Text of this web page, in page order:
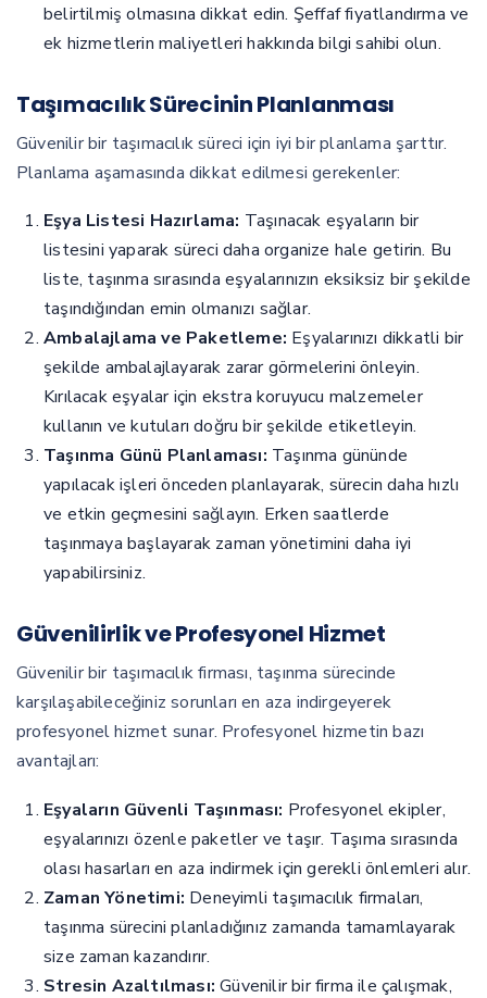
belirtilmiş olmasına dikkat edin. Şeffaf fiyatlandırma ve
ek hizmetlerin maliyetleri hakkında bilgi sahibi olun.
Taşımacılık Sürecinin Planlanması
Güvenilir bir taşımacılık süreci için iyi bir planlama şarttır.
Planlama aşamasında dikkat edilmesi gerekenler:
Eşya Listesi Hazırlama: Taşınacak eşyaların bir
listesini yaparak süreci daha organize hale getirin. Bu
liste, taşınma sırasında eşyalarınızın eksiksiz bir şekilde
taşındığından emin olmanızı sağlar.
Ambalajlama ve Paketleme: Eşyalarınızı dikkatli bir
şekilde ambalajlayarak zarar görmelerini önleyin.
Kırılacak eşyalar için ekstra koruyucu malzemeler
kullanın ve kutuları doğru bir şekilde etiketleyin.
Taşınma Günü Planlaması: Taşınma gününde
yapılacak işleri önceden planlayarak, sürecin daha hızlı
ve etkin geçmesini sağlayın. Erken saatlerde
taşınmaya başlayarak zaman yönetimini daha iyi
yapabilirsiniz.
Güvenilirlik ve Profesyonel Hizmet
Güvenilir bir taşımacılık firması, taşınma sürecinde
karşılaşabileceğiniz sorunları en aza indirgeyerek
profesyonel hizmet sunar. Profesyonel hizmetin bazı
avantajları:
Eşyaların Güvenli Taşınması: Profesyonel ekipler,
eşyalarınızı özenle paketler ve taşır. Taşıma sırasında
olası hasarları en aza indirmek için gerekli önlemleri alır.
Zaman Yönetimi: Deneyimli taşımacılık firmaları,
taşınma sürecini planladığınız zamanda tamamlayarak
size zaman kazandırır.
Stresin Azaltılması: Güvenilir bir firma ile çalışmak,